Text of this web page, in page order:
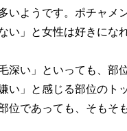
いようです。ポチャメ
い」と女性は好きにな
深い」といっても、部
い」と感じる部位のト
位であっても、そもそ